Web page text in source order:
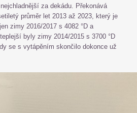
za dekádu. Překonává
průměr let 2013 až 2023, který je
zimy 2016/2017 s 4082 °D a
byly zimy 2014/2015 s 3700 °D
se s vytápěním skončilo dokonce už